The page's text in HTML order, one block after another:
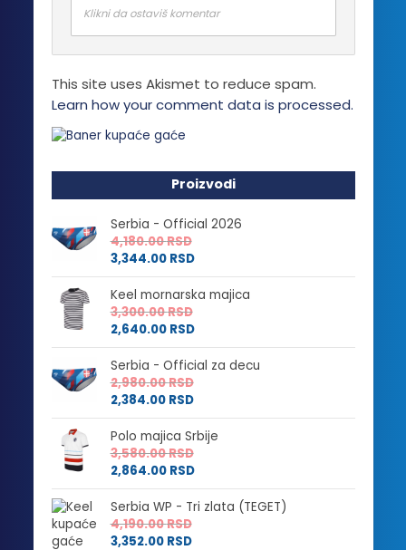
Klikni da ostaviš komentar
This site uses Akismet to reduce spam.
Learn how your comment data is processed.
Proizvodi
Serbia - Official 2026
4,180.00RSD
3,344.00 RSD
Keel mornarska majica
3,300.00RSD
2,640.00 RSD
Serbia - Official za decu
2,980.00RSD
2,384.00 RSD
Polo majica Srbije
3,580.00RSD
2,864.00 RSD
Serbia WP - Tri zlata (TEGET)
4,190.00RSD
3,352.00 RSD